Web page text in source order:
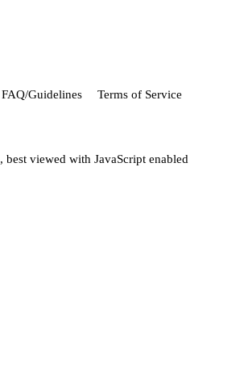
FAQ/Guidelines Terms of Service
, best viewed with JavaScript enabled